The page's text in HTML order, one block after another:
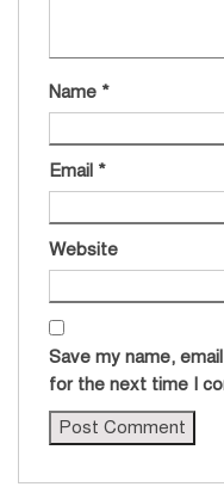
Name *
Email *
Website
Save my name,
for the next time I